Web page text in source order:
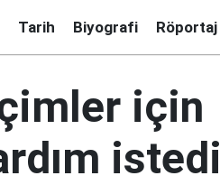
Tarih Biyografi Röportaj
için
istedi